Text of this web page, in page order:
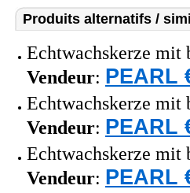
Produits alternatifs /
Echtwachskerze mit
Vendeur: PEARL
Echtwachskerze mit
Vendeur: PEARL
Echtwachskerze mit
Vendeur: PEARL